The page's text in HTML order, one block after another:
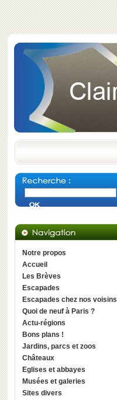
Notre propos
Accueil
Les Brèves
Escapades
Escapades chez nos voisins
Quoi de neuf à Paris ?
Actu-régions
Bons plans !
Jardins, parcs et zoos
Châteaux
Eglises et abbayes
Musées et galeries
Sites divers